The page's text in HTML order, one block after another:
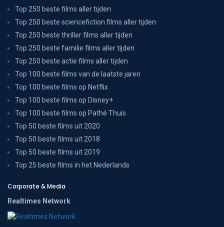
Top 250 beste films aller tijden
Top 250 beste sciencefiction films aller tijden
Top 250 beste thriller films aller tijden
Top 250 beste familie films aller tijden
Top 250 beste actie films aller tijden
Top 100 beste films van de laatste jaren
Top 100 beste films op Netflix
Top 100 beste films op Disney+
Top 100 beste films op Pathé Thuis
Top 50 beste films uit 2020
Top 50 beste films uit 2018
Top 50 beste films uit 2019
Top 25 beste films in het Nederlands
Corporate & Media
Realtimes Network